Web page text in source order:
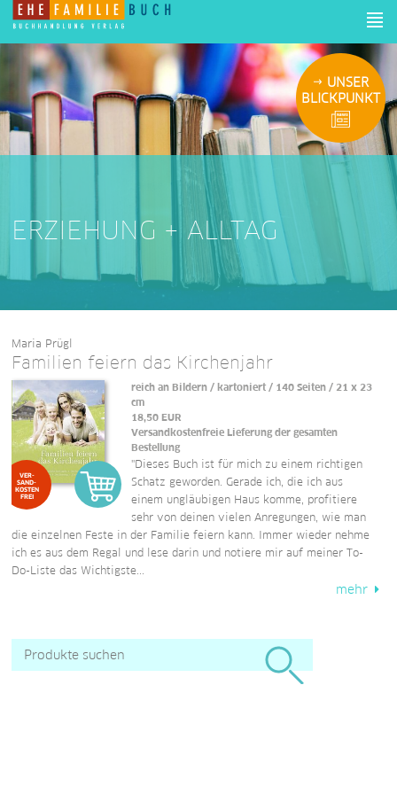
UNSER
BLICKPUNKT
ERZIEHUNG + ALLTAG
Maria Prügl
Familien feiern das Kirchenjahr
VER-
SAND-
KOSTEN
FREI
reich an Bildern / kartoniert / 140 Seiten / 21 x 23
cm
18,50 EUR
Versandkostenfreie Lieferung der gesamten
Bestellung
"Dieses Buch ist für mich zu einem richtigen
Schatz geworden. Gerade ich, die ich aus
einem ungläubigen Haus komme, profitiere
sehr von deinen vielen Anregungen, wie man
die einzelnen Feste in der Familie feiern kann. Immer wieder nehme
ich es aus dem Regal und lese darin und notiere mir auf meiner To-
Do-Liste das Wichtigste...
mehr